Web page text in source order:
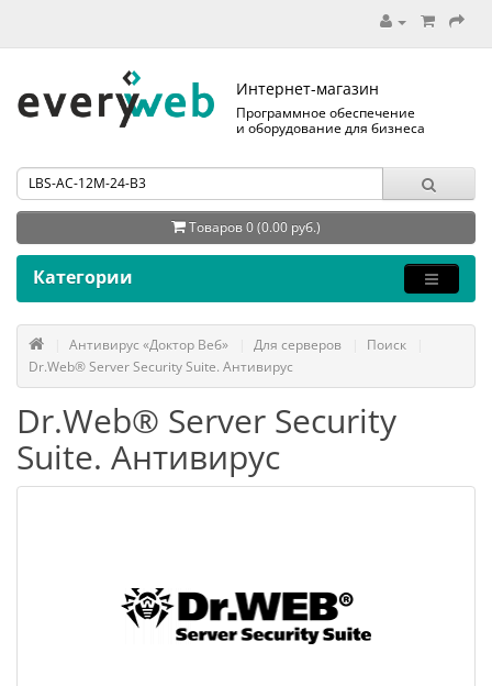
Интернет-магазин
Программное обеспечение
и оборудование для бизнеса
Товаров 0 (0.00 руб.)
Категории
Антивирус «Доктор Веб» Для серверов
Поиск
Dr.Web® Server Security Suite. Антивирус
Dr.Web® Server Security
Suite. Антивирус